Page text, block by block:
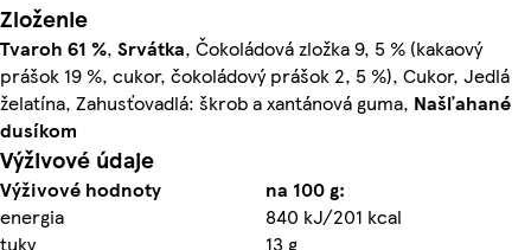
Zloženie
Tvaroh 61 %, Srvátka, Čokoládová zložka 9, 5 % (kakaový
prášok 19 %, cukor, čokoládový prášok 2, 5 %), Cukor, Jedlá
želatína, Zahusťovadlá: škrob a xantánová guma, Našľahané
dusíkom
Výživové údaje
Výživové hodnoty
na 100 g:
energia
840 kJ/201 kcal
tuky
13 g